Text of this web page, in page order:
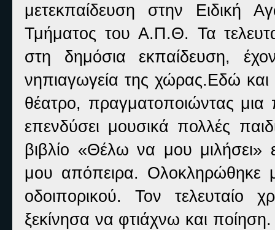
μετεκπαίδευση στην Ειδική
Τμήματος του Α.Π.Θ. Τα
στη δημόσια εκπαίδευση,
νηπιαγωγεία της χώρας.Εδώ και
θέατρο, πραγματοποιώντας
επενδύσει μουσικά πολλές
βιβλίο «Θέλω να μου μιλήσει»
μου απόπειρα. Ολοκληρώθηκε
οδοιπορικού. Τον
ξεκίνησα να φτιάχνω και